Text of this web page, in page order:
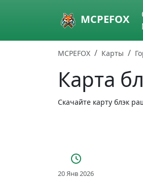
Skip to main content MCPEFOX
MCPEFOX Карты
Карта
Скачайте карту блэк
20 Янв 2026